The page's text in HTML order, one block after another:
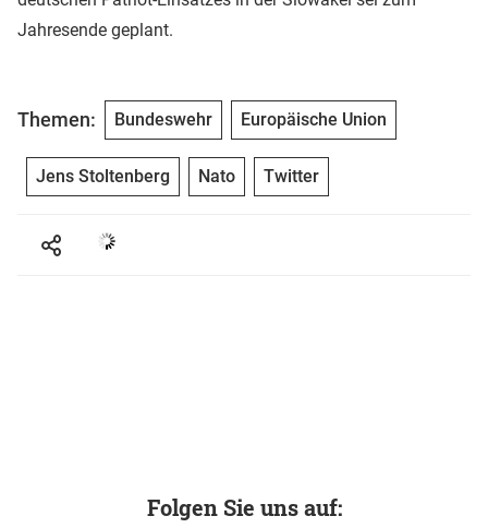
Jahresende geplant.
Themen: Bundeswehr Europäische Union
Jens Stoltenberg Nato Twitter
Folgen Sie uns auf: